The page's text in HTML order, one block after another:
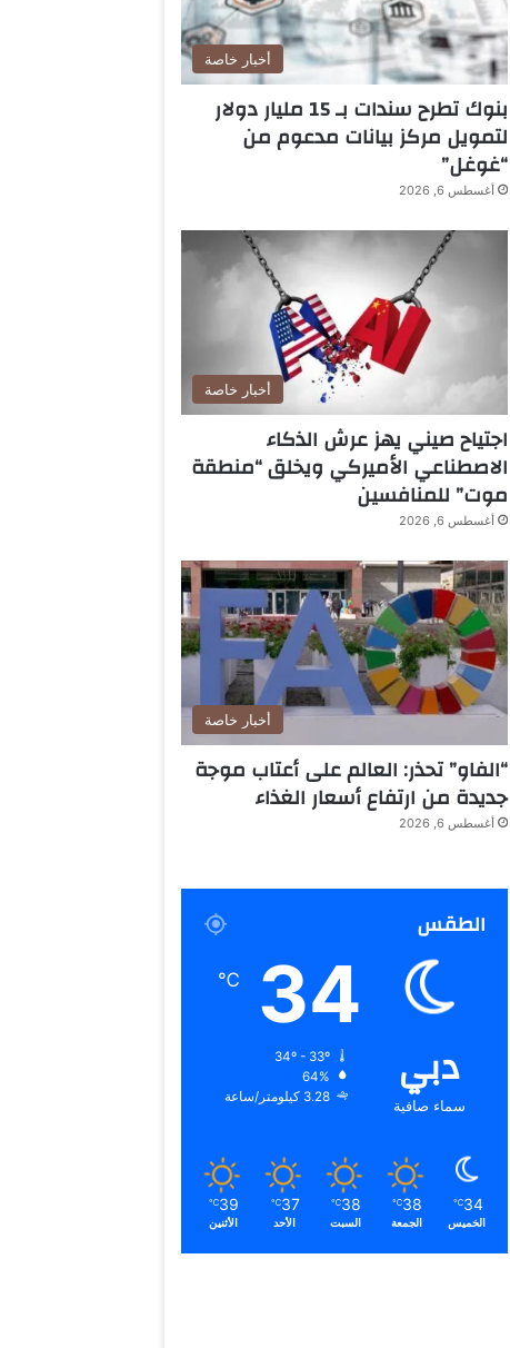
أخبار خاصة
بنوك تطرح سندات بـ 15 مليار دولار
لتمويل مركز بيانات مدعوم من
“غوغل”
أغسطس 6, 2026
أخبار خاصة
اجتياح صيني يهز عرش الذكاء
الاصطناعي الأميركي ويخلق “منطقة
موت” للمنافسين
أغسطس 6, 2026
أخبار خاصة
“الفاو” تحذر: العالم على أعتاب موجة
جديدة من ارتفاع أسعار الغذاء
أغسطس 6, 2026
الطقس
دبي
سماء صافية
34
℃
64%
3.28 كيلومتر/ساعة
34
℃
الخميس
38
℃
الجمعة
38
℃
السبت
37
℃
الأحد
39
℃
الأثنين